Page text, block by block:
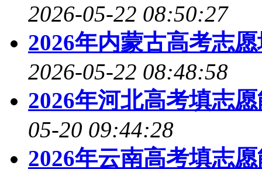
2026-05-22 08:50:27
2026年内蒙古高考志
2026-05-22 08:48:58
2026年河北高考填志
05-20 09:44:28
2026年云南高考填志